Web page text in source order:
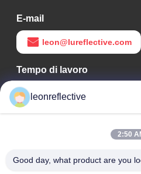
E-mail
leon@lureflective.com
Tempo di lavoro
9:00-18:00
Il nostro indirizzo
zona ad alta tecnologia, Hefei,
leonreflective
2:50
Good day, what product are you